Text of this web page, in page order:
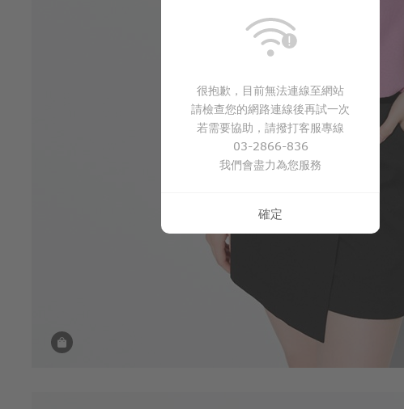
很抱歉，目前無法連線至網站
請檢查您的網路連線後再試一次
若需要協助，請撥打客服專線
03-2866-836
我們會盡力為您服務
確定